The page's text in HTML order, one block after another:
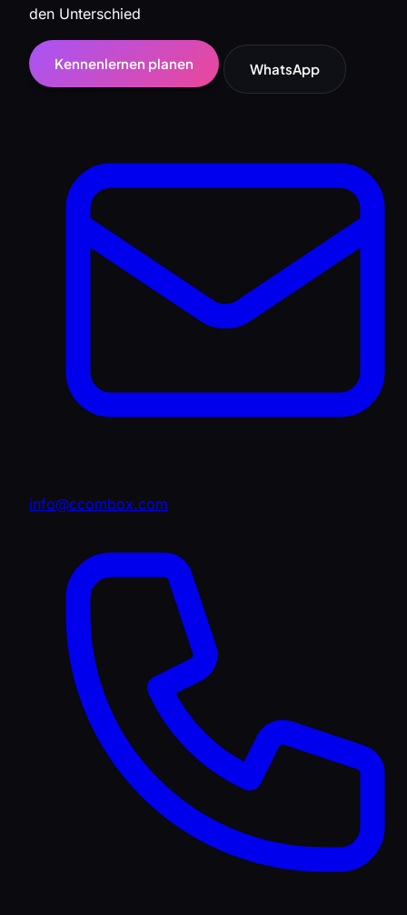
den Unterschied
Kennenlernen planen WhatsApp
info@ccombox.com